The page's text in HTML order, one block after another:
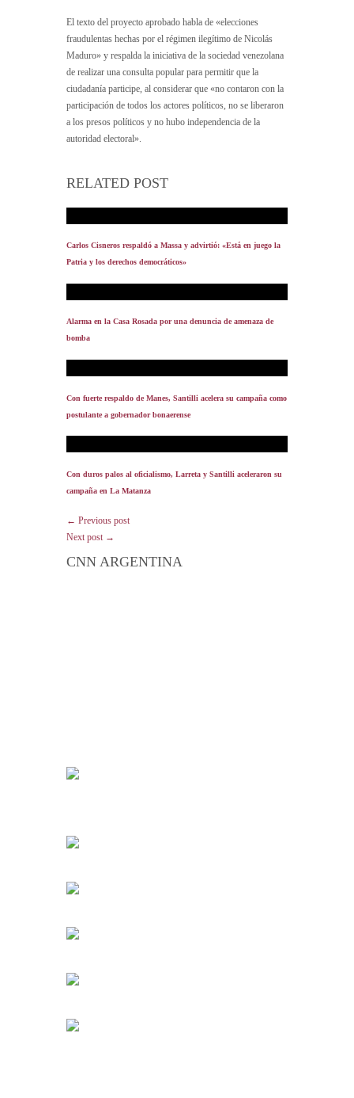
El texto del proyecto aprobado habla de «elecciones
fraudulentas hechas por el régimen ilegítimo de Nicolás
Maduro» y respalda la iniciativa de la sociedad venezolana
de realizar una consulta popular para permitir que la
ciudadanía participe, al considerar que «no contaron con la
participación de todos los actores políticos, no se liberaron
a los presos políticos y no hubo independencia de la
autoridad electoral».
RELATED POST
Carlos Cisneros respaldó a Massa y advirtió: «Está en juego la
Patria y los derechos democráticos»
Alarma en la Casa Rosada por una denuncia de amenaza de
bomba
Con fuerte respaldo de Manes, Santilli acelera su campaña como
postulante a gobernador bonaerense
Con duros palos al oficialismo, Larreta y Santilli aceleraron su
campaña en La Matanza
← Previous post
Next post →
CNN ARGENTINA